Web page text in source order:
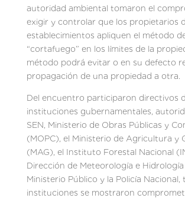
autoridad ambiental tomaron el
exigir y controlar que los propietarios
establecimientos apliquen el método
“cortafuego” en los límites de la
método podrá evitar o en su defecto
propagación de una propiedad a otra.
Del encuentro participaron directivos
instituciones gubernamentales,
SEN, Ministerio de Obras Públicas y
(MOPC), el Ministerio de Agricultura y
(MAG), el Instituto Forestal Nacional
Dirección de Meteorología e Hidrología
Ministerio Público y la Policía Nacional,
instituciones se mostraron